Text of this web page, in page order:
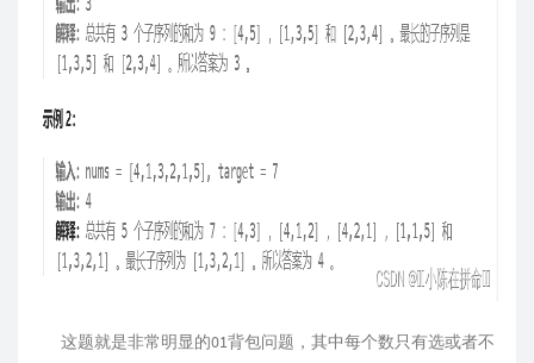
这题就是非常明显的01背包问题，其中每个数只有选或者不